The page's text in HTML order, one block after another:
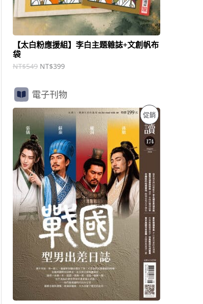
【太白粉應援組】李白主題雜誌+文創帆布
袋
NT$549 NT$399
電子刊物
促銷 特
價
商
原
始
價
格
：
N
T
$
1
9
9
。
目
前
價
格
：
N
T
$
1
3
9
。